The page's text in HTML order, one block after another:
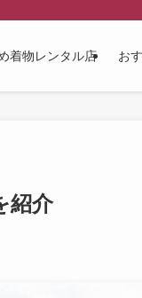
着物レンタル店 お
紹介